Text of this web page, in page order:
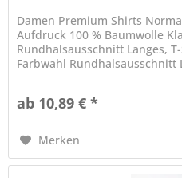
Damen Premium Shirts
Aufdruck 100 % Baumwolle
Rundhalsausschnitt Langes,
Farbwahl
ab 10,89 € *
Merken